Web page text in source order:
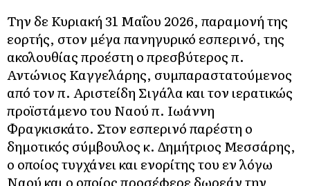
Την δε Κυριακή 31 Μαΐου 2026, παραμονή της
εορτής, στον μέγα πανηγυρικό εσπερινό, της
ακολουθίας προέστη ο πρεσβύτερος π.
Αντώνιος Καγγελάρης, συμπαραστατούμενος
από τον π. Αριστείδη Σιγάλα και τον ιερατικώς
προϊστάμενο του Ναού π. Ιωάννη
Φραγκισκάτο. Στον εσπερινό παρέστη ο
δημοτικός σύμβουλος κ. Δημήτριος Μεσσάρης,
ο οποίος τυγχάνει και ενορίτης του εν λόγω
Ναού και ο οποίος προσέφερε δωρεάν την